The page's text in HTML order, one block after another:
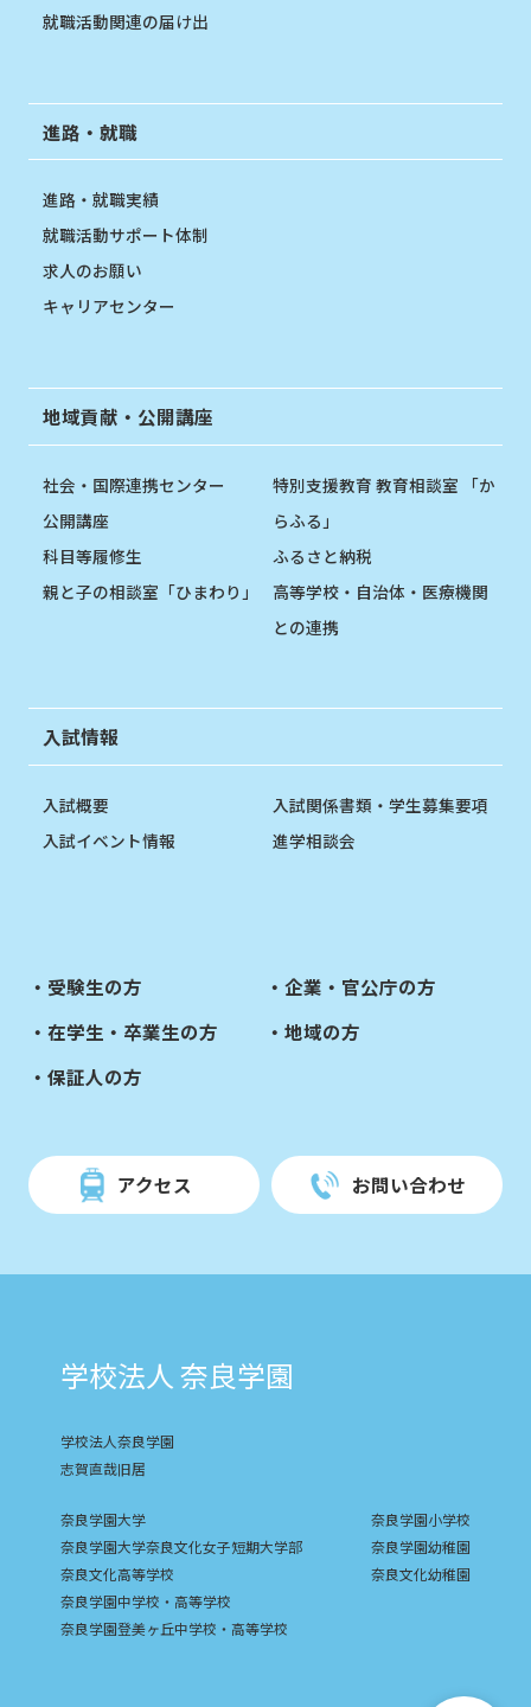
就職活動関連の届け出
進路・就職
進路・就職実績
就職活動サポート体制
求人のお願い
キャリアセンター
地域貢献・公開講座
社会・国際連携センター
公開講座
科目等履修生
親と子の相談室「ひまわり」
特別支援教育 教育相談室 「か
らふる」
ふるさと納税
高等学校・自治体・医療機関
との連携
入試情報
入試概要
入試イベント情報
入試関係書類・学生募集要項
進学相談会
受験生の方
在学生・卒業生の方
保証人の方
企業・官公庁の方
地域の方
アクセス お問い合わせ
学校法人 奈良学園
学校法人奈良学園
志賀直哉旧居
奈良学園大学
奈良学園大学奈良文化女子短期大学部
奈良文化高等学校
奈良学園中学校・高等学校
奈良学園登美ヶ丘中学校・高等学校
奈良学園小学校
奈良学園幼稚園
奈良文化幼稚園